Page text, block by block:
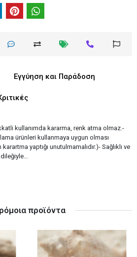
Εγγύηση και Παράδοση
kullanımda kararma, renk atma olmaz.-
ürünleri kullanmaya uygun olması
yaptığı unutulmamalıdır.)- Sağlıklı ve
προϊόντα